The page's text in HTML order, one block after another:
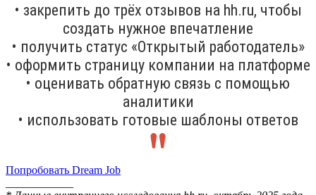
• закрепить до трёх отзывов на hh.ru, чтобы
создать нужное впечатление
• получить статус «Открытый работодатель»
• оформить страницу компании на платформе
• оценивать обратную связь с помощью
аналитики
• использовать готовые шаблоны ответов
Попробовать Dream Job